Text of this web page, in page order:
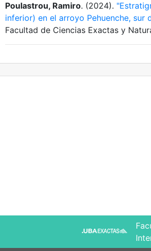
Poulastrou, Ramiro. (2024).
inferior) en el arroyo Pehuenche, sur
Facultad de Ciencias Exactas y